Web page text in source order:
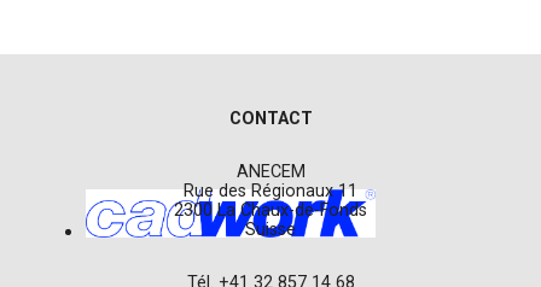
CONTACT
ANECEM
Rue des Régionaux 11
2300 La Chaux-de-Fonds
Suisse
Tél. +41 32 857 14 68